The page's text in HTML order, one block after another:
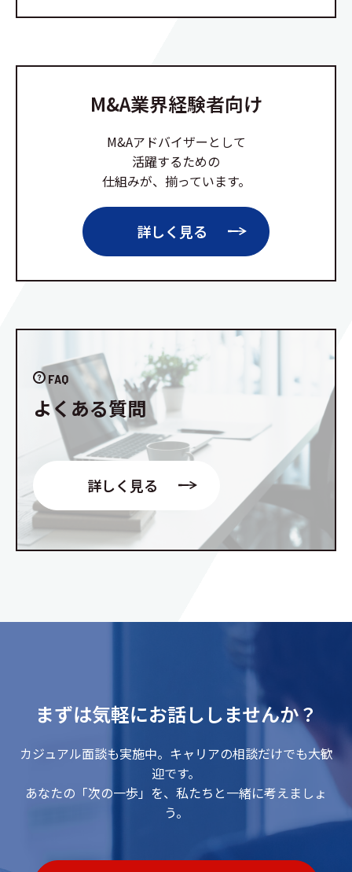
M&A業界経験者向け
M&Aアドバイザーとして
活躍するための
仕組みが、揃っています。
詳しく見る
FAQ
よくある質問
詳しく見る
まずは気軽にお話ししませんか？
カジュアル面談も実施中。キャリアの相談だけでも大歓
迎です。
あなたの「次の一歩」を、私たちと一緒に考えましょ
う。